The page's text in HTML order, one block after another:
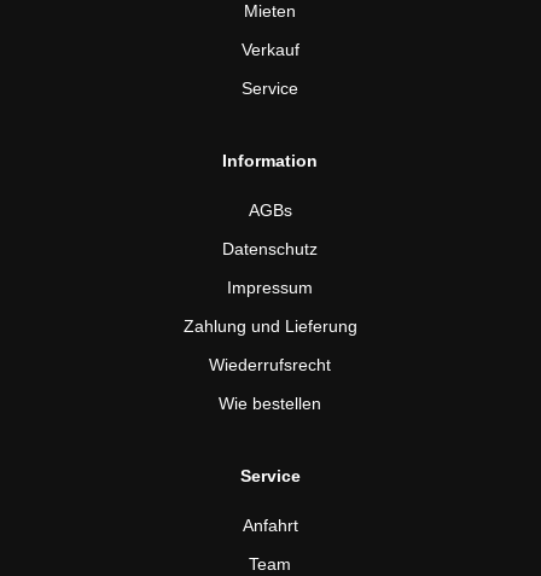
Mieten
Verkauf
Service
Information
AGBs
Datenschutz
Impressum
Zahlung und Lieferung
Wiederrufsrecht
Wie bestellen
Service
Anfahrt
Team